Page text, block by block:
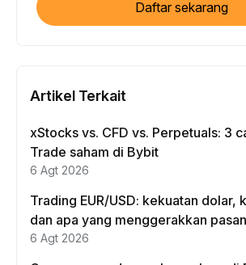
Daftar sekarang
Artikel Terkait
xStocks vs. CFD vs. Perpetuals: 3
Trade saham di Bybit
6 Agt 2026
Trading EUR/USD: kekuatan dolar,
dan apa yang menggerakkan
6 Agt 2026